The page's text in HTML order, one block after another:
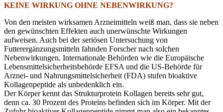
KEINE WIRKUNG OHNE NEBENWIRKUNG?
Von den meisten wirksamen Arzneimitteln weiß man, dass sie neben
den gewünschten Effekten auch unerwünschte Wirkungen
aufweisen. Auch bei der seriösen Untersuchung von
Futterergänzungsmitteln fahnden Forscher nach solchen
Nebenwirkungen. Internationale Behörden wie die Europäische
Lebensmittelsicherheitsbehörde EFSA und die US-Behörde für
Arznei- und Nahrungsmittelsicherheit (FDA) stufen bioaktive
Kollagenpeptide als unbedenklich ein.
Der Körper kennt das Strukturprotein Kollagen bereits sehr gut,
denn ca. 30 Prozent des Proteins befinden sich im Körper. Mit der